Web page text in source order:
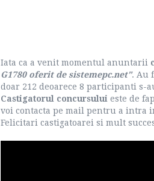
Iata ca a venit momentul anuntarii
G1780 oferit de sistemepc.net". Au
doar 212 deoarece 8 participanti s-
Castigatorul concursului este de
voi contacta pe mail pentru a intra
Felicitari castigatoarei si mult